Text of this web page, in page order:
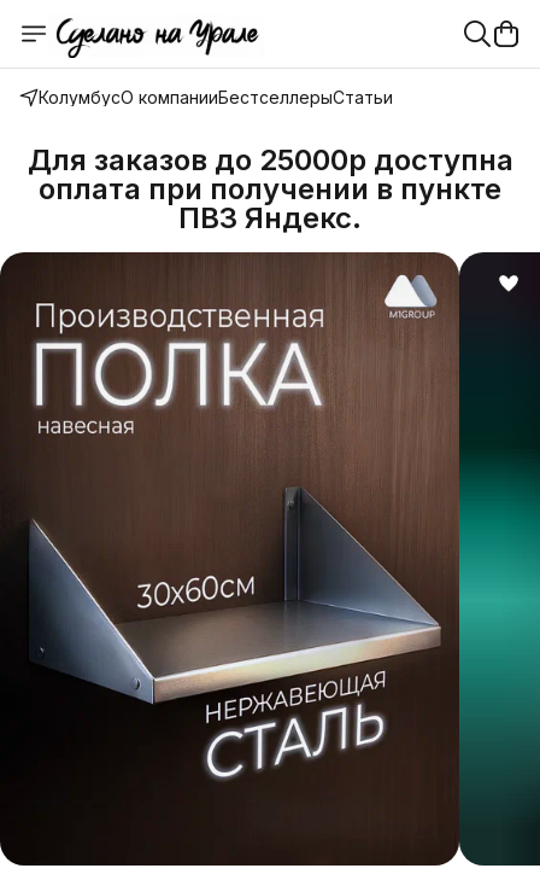
КолумбусО компанииБестселлерыСтатьи
Для заказов до 25000р доступна
оплата при получении в пункте
ПВЗ Яндекс.